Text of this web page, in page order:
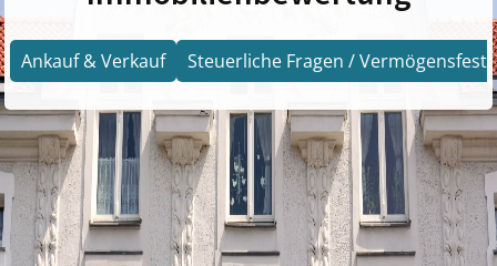
Ankauf & Verkauf Steuerliche Fragen /